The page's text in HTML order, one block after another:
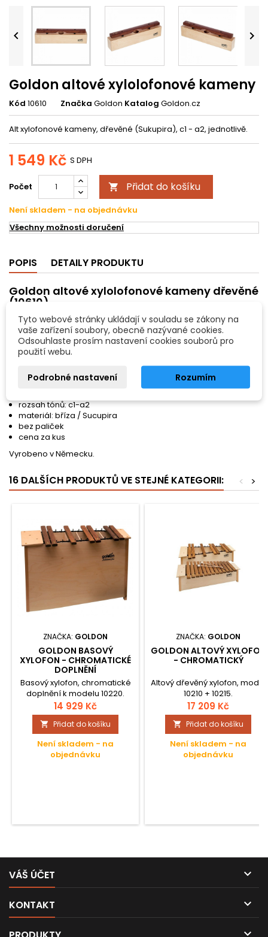
 
Goldon altové xylolofonové kameny
Kód 10610 Značka Goldon Katalog Goldon.cz
Alt xylofonové kameny, dřevěné (Sukupira), c1 - a2, jednotlivě.
1 549 Kč S DPH
Počet  Přidat do košíku
Není skladem - na objednávku
Všechny možnosti doručení
POPIS DETAILY PRODUKTU
Goldon altové xylolofonové kameny dřevěné
(10610)
Dřevěné kameny řady Professional Line mají rezonanční korpus
vyroben z 6 mm tlusté břízové překližky. Korpus má rozměry 5x5
cm (Š x V), kámen je široký 3,5 cm. Tóny jsou na kameny
natištěny.
jednotlivý dřevěný altový xylofonový kámen (při objednávce
rozsah tónů: c1-a2
materiál: bříza / Sucupira
bez paliček
cena za kus
Vyrobeno v Německu.
16 DALŠÍCH PRODUKTŮ VE STEJNÉ KATEGORII: >
<
ZNAČKA: GOLDON
GOLDON BASOVÝ
XYLOFON - CHROMATICKÉ
DOPLNĚNÍ
Basový xylofon, chromatické
doplnění k modelu 10220.
14 929 Kč
 Přidat do košíku
Není skladem - na
objednávku
ZNAČKA: GOLDON
GOLDON ALTOVÝ XYLOFON
- CHROMATICKÝ
Altový dřevěný xylofon, model
10210 + 10215.
17 209 Kč
 Přidat do košíku
Není skladem - na
objednávku
VÁŠ ÚČET 
KONTAKT 

Tyto webové stránky ukládají v souladu se zákony na
vaše zařízení soubory, obecně nazývané cookies.
Odsouhlaste prosím nastavení cookies souborů pro
použití webu.
Podrobné nastavení Rozumím